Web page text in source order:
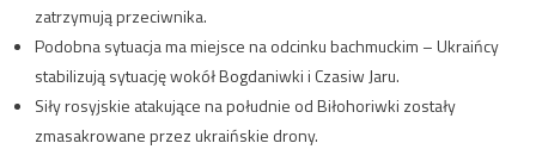
zatrzymują przeciwnika.
Podobna sytuacja ma miejsce na odcinku bachmuckim – Ukraińcy
stabilizują sytuację wokół Bogdaniwki i Czasiw Jaru.
Siły rosyjskie atakujące na południe od Biłohoriwki zostały
zmasakrowane przez ukraińskie drony.